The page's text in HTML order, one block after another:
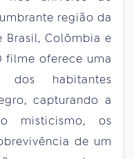
região da
Brasil, Colômbia e
filme oferece uma
habitantes
capturando a
misticismo, os
de um